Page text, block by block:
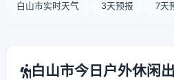
白山市实时天气 3天预报 7天
白山市今日户外休闲